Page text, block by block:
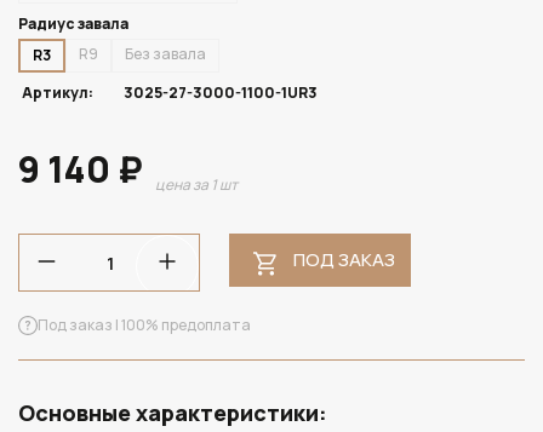
Радиус завала
R3
R9
Без завала
Артикул:
3025-27-3000-1100-1UR3
9 140 ₽ цена за 1 шт
ПОД ЗАКАЗ
Под заказ | 100% предоплата
Основные характеристики: